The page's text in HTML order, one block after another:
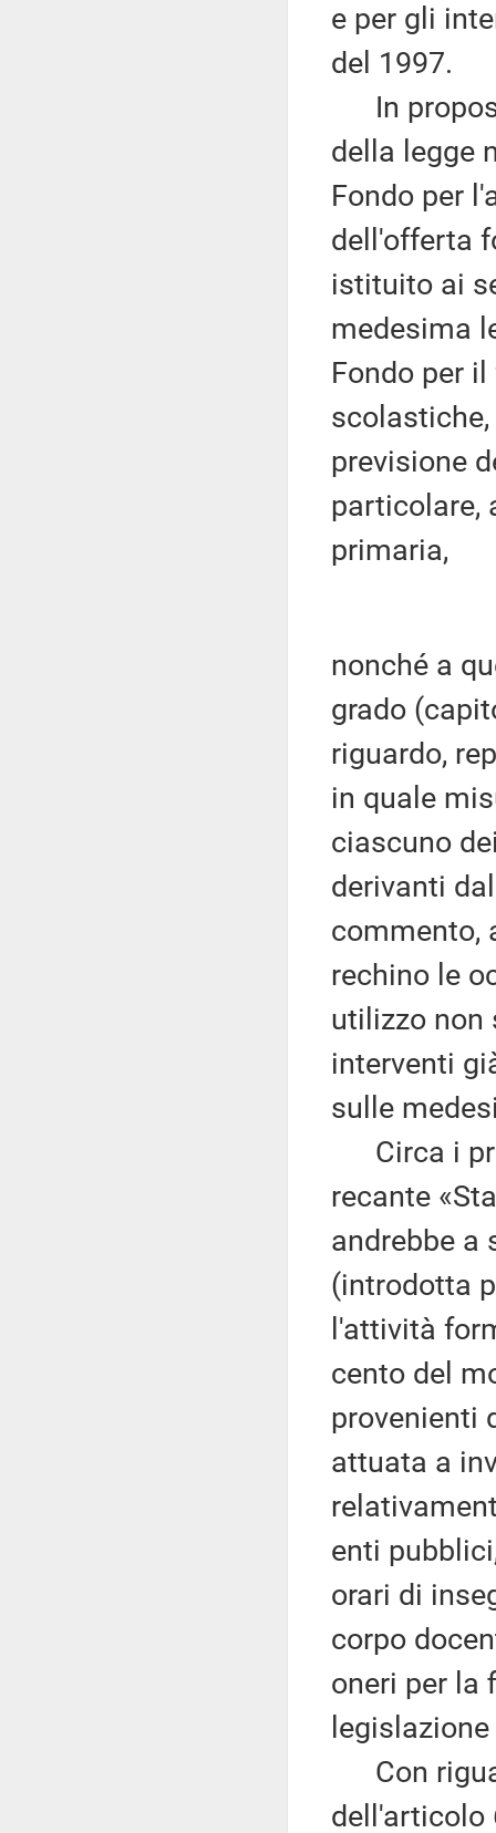
e per gli
del 1997.
In
della legge
Fondo per
dell'offerta
istituito ai
medesima
Fondo per
previsione
particolare,
primaria,
nonché a
grado
riguardo,
in quale
ciascuno
derivanti
commento,
rechino le
utilizzo non
interventi
sulle
Circa i
recante
andrebbe a
(introdotta
l'attività
cento del
provenienti
attuata a
enti
orari di
corpo
oneri per la
Con
dell'articolo